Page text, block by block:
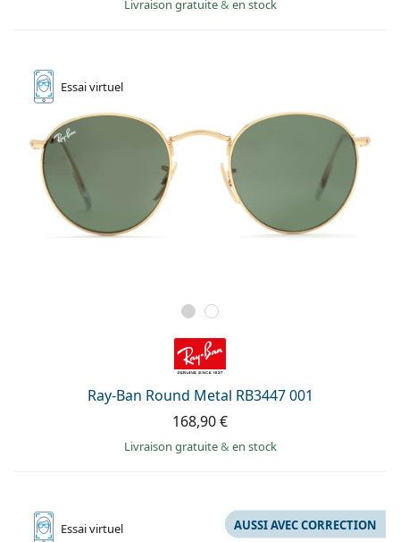
Livraison gratuite& en stock
Essaivirtuel
Ray-Ban Round Metal RB3447 001
168,90 €
Livraison gratuite& en stock
Essaivirtuel AUSSI AVEC CORRECTION